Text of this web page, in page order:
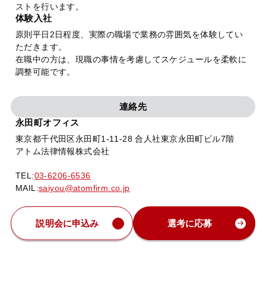
ストを行います。
体験入社
原則平日2日程度、実際の職場で業務の雰囲気を体験してい
ただきます。
在職中の方は、現職の事情を考慮してスケジュールを柔軟に
調整可能です。
連絡先
永田町オフィス
東京都千代田区永田町1-11-28 合人社東京永田町ビル7階
アトム法律情報株式会社
TEL:03-6206-6536
MAIL:saiyou@atomfirm.co.jp
説明会に申込み 選考に応募